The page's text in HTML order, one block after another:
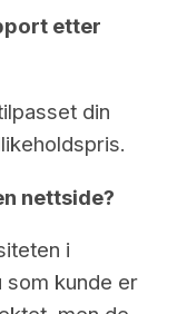
etter
din
nettside?
i
som kunde er